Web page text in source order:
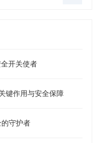
开关使者
键作用与安全保障
守护者